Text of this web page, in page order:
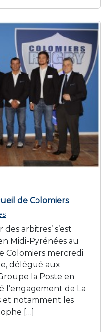
de Colomiers
arbitres’ s’est
Midi-Pyrénées au
Colomiers mercredi
délégué aux
la Poste en
l’engagement de La
et notamment les
[…]